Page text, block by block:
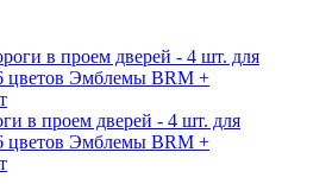
в проем дверей - 4 шт. для
цветов Эмблемы BRM +